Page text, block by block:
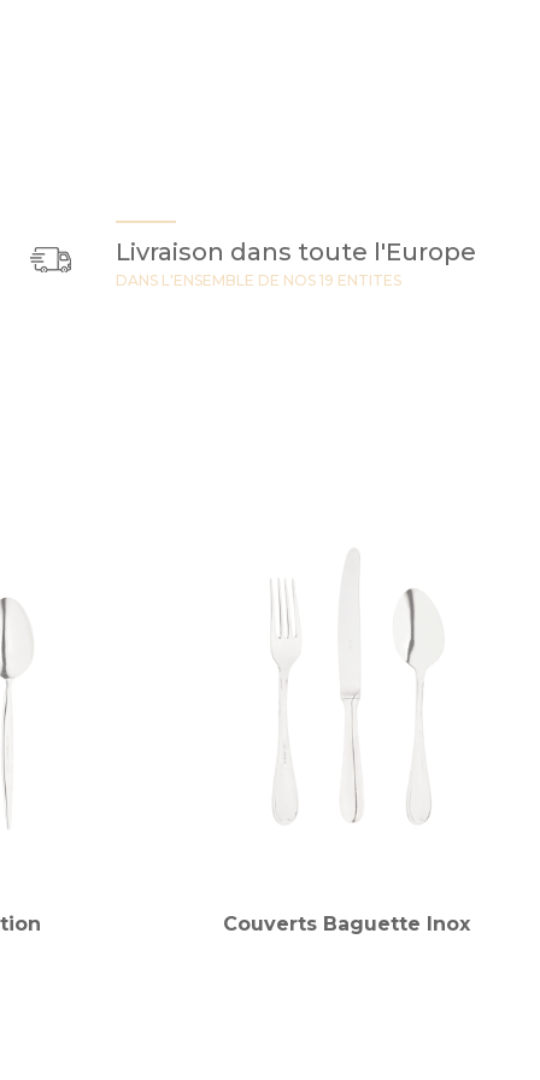
Livraison dans toute l'Europe
DANS L'ENSEMBLE DE NOS 19 ENTITES
Couverts Baguette Inox